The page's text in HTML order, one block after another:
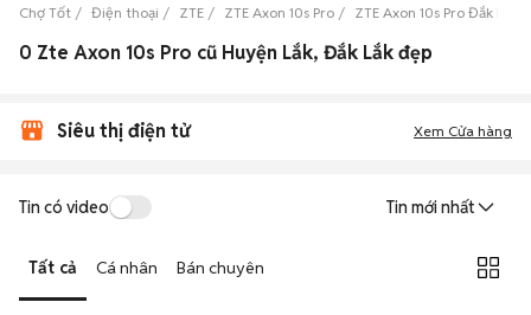
Chợ Tốt Điện thoại ZTE ZTE Axon 10s Pro ZTE Axon 10s Pro Đắk Lắk
0 Zte Axon 10s Pro cũ Huyện Lắk, Đắk Lắk đẹp
Siêu thị điện tử Xem Cửa hàng
Tin có video Tin mới nhất
Tất cả Cá nhân Bán chuyên